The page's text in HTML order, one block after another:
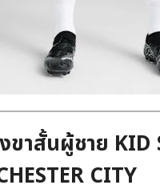
ขาสั้นผู้ชาย KID
CITY